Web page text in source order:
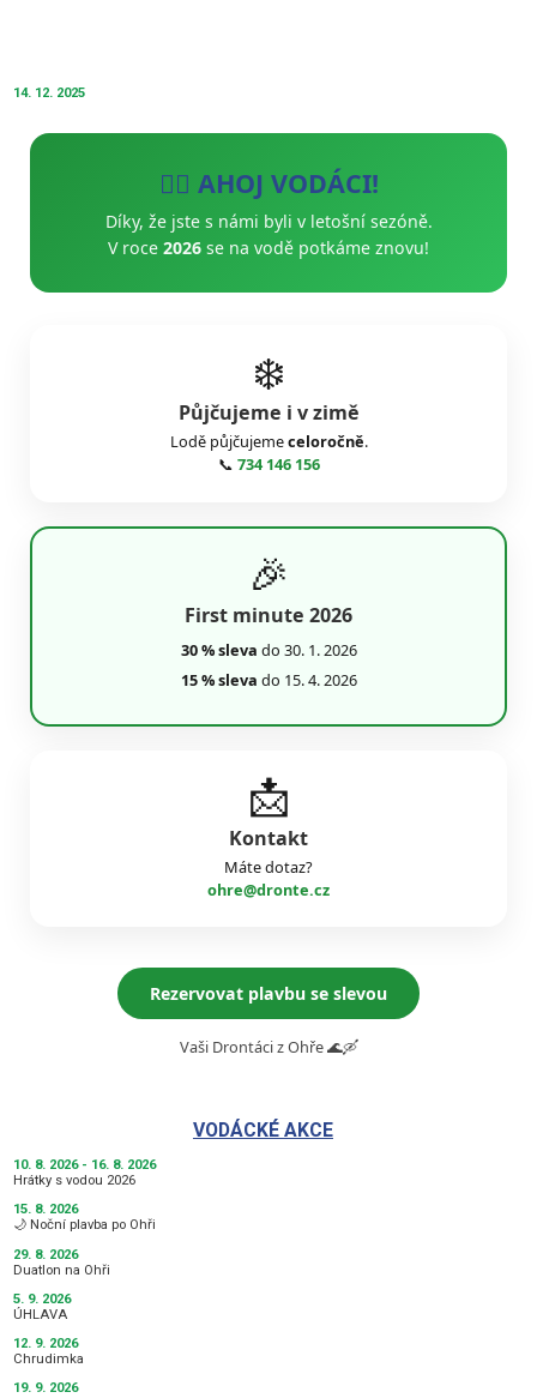
14. 12. 2025
🚣‍♂️ AHOJ VODÁCI!
Díky, že jste s námi byli v letošní sezóně.
V roce 2026 se na vodě potkáme znovu!
❄️
Půjčujeme i v zimě
Lodě půjčujemeceloročně.
📞 734 146 156
🎉
First minute 2026
30 % sleva do 30. 1. 2026
15 % sleva do 15. 4. 2026
📩
Kontakt
Máte dotaz?
ohre@dronte.cz
Rezervovat plavbu se slevou
Vaši Drontáci z Ohře 🌊🛶
VODÁCKÉ AKCE
10. 8. 2026 - 16. 8. 2026
Hrátky s vodou 2026
15. 8. 2026
🌙 Noční plavba po Ohři
29. 8. 2026
Duatlon na Ohři
5. 9. 2026
ÚHLAVA
12. 9. 2026
Chrudimka
19. 9. 2026